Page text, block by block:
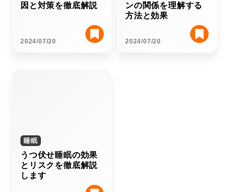
因と対策を徹底解説
2024/07/20
ンの関係を理解する
方法と効果
2024/07/20
睡眠
うつ伏せ睡眠の効果
とリスクを徹底解説
します